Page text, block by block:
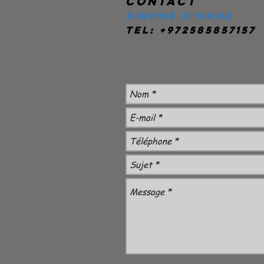
Simone O'Hana
Tel: +972585857157